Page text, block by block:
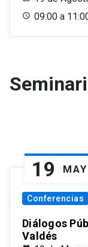
09:00 a
19 MAY
Conferencias
Diálogos
Valdés